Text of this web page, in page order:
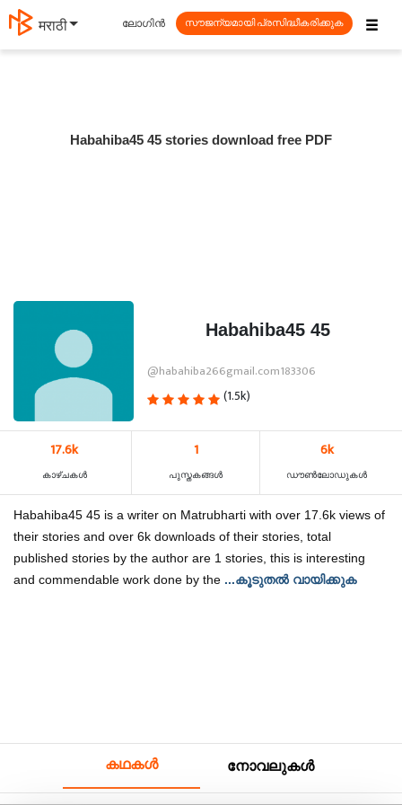
मराठी ☰
ലോഗിൻ സൗജന്യമായി പ്രസിദ്ധീകരിക്കുക
Habahiba45 45 stories download free PDF
Habahiba45 45
@habahiba266gmail.com183306
(1.5k)
17.6k
കാഴ്‌ചകൾ
1
പുസ്തകങ്ങൾ
6k
ഡൗൺലോഡുകൾ
Habahiba45 45 is a writer on Matrubharti with over 17.6k views of
their stories and over 6k downloads of their stories, total
published stories by the author are 1 stories, this is interesting
and commendable work done by the ...കൂടുതൽ വായിക്കുക
കഥകൾ നോവലുകൾ